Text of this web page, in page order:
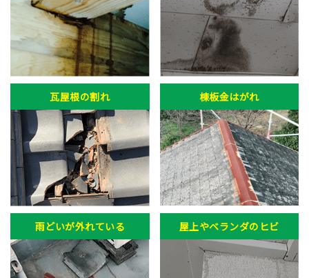
瓦屋根の割れ 棟板金はがれ
雨どいが外れている 屋上やベランダのヒビ